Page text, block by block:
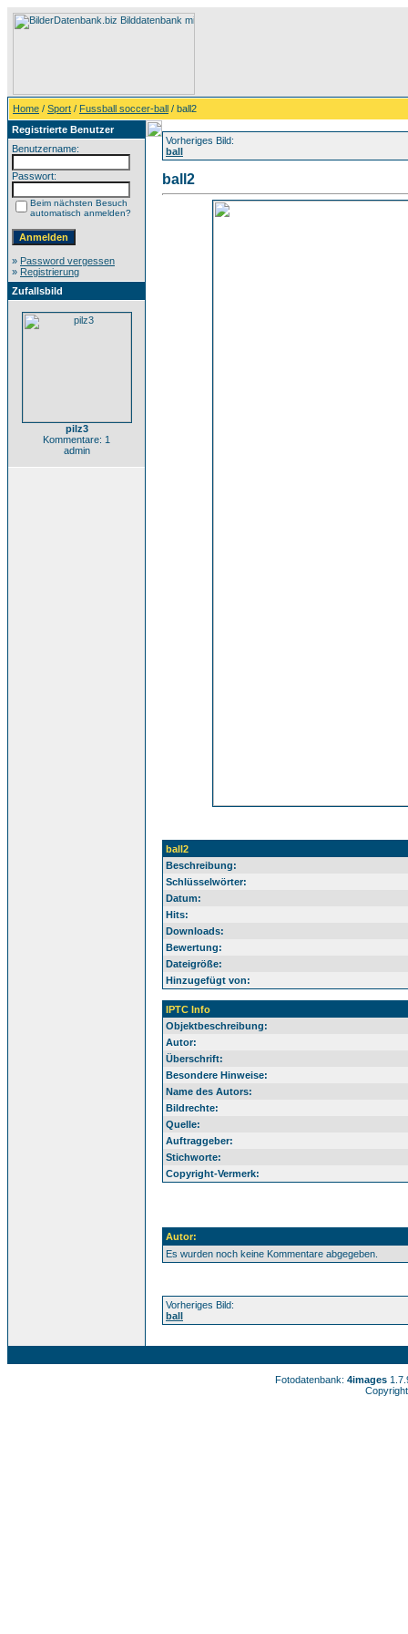
Home / Sport / Fussball soccer-ball / ball2
Registrierte Benutzer
Benutzername:
Passwort:
Beim nächsten Besuch
automatisch anmelden?
» Password vergessen
» Registrierung
Zufallsbild
pilz3
Kommentare: 1
admin
Vorheriges Bild:
ball
ball2
ball2
Beschreibung:
Schlüsselwörter:
Datum:
Hits:
Downloads:
Bewertung:
Dateigröße:
Hinzugefügt von:
IPTC Info
Objektbeschreibung:
Autor:
Überschrift:
Besondere Hinweise:
Name des Autors:
Bildrechte:
Quelle:
Auftraggeber:
Stichworte:
Copyright-Vermerk:
Autor:
Es wurden noch keine Kommentare abgegeben.
Vorheriges Bild:
ball
Fotodatenbank: 4images